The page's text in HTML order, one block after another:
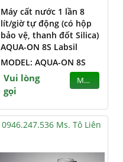
Máy cất nước 1 lần 8
lít/giờ tự động (có hộp
bảo vệ, thanh đốt Silica)
AQUA-ON 8S Labsil
MODEL: AQUA-ON 8S
Vui lòng
gọi
MUA
0946.247.536 Ms. Tô Liên